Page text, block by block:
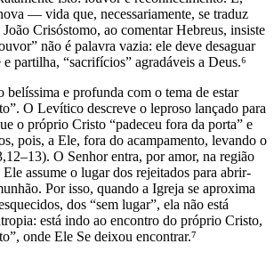
— vida que, necessariamente, se traduz
Crisóstomo, ao comentar Hebreus, insiste
não é palavra vazia: ele deve desaguar
partilha, “sacrifícios” agradáveis a Deus.⁶
belíssima e profunda com o tema de estar
O Levítico descreve o leproso lançado para
o próprio Cristo “padeceu fora da porta” e
pois, a Ele, fora do acampamento, levando o
O Senhor entra, por amor, na região
assume o lugar dos rejeitados para abrir-
Por isso, quando a Igreja se aproxima
dos “sem lugar”, ela não está
está indo ao encontro do próprio Cristo,
onde Ele Se deixou encontrar.⁷